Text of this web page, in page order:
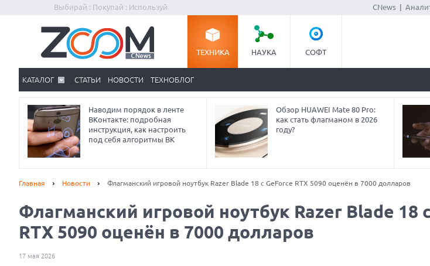
Выбирай : Покупай : Используй CNews|
ТЕХНИКА НАУКА СОФТ
КАТАЛОГ СТАТЬИ НОВОСТИ ТЕХНОБЛОГ
Наводим порядок в ленте
ВКонтакте: подробная
инструкция, как настроить
под себя алгоритмы ВК
Обзор HUAWEI Mate 80 Pro:
как стать флагманом в 2026
году?
Главная Новости Флагманский игровой ноутбук Razer Blade 18 с GeForce RTX 5090 оценён в 7000 долларов
Флагманский игровой ноутбук Razer Blade 18
RTX 5090 оценён в 7000 долларов
17 мая 2026